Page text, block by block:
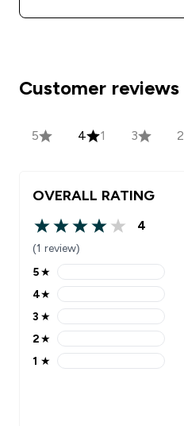
Customer reviews
5 4 1 3 2
OVERALL RATING
4 out of 5 stars
4
(1 review)
5 stars rating 0 reviews
5★
4 stars rating 1 reviews
4★
3 stars rating 0 reviews
3 ★
2 stars rating 0 reviews
2★
1 stars rating 0 reviews
1 ★